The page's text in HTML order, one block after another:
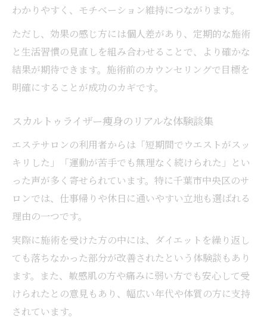
わかりやすく、モチベーション維持につながります。
ただし、効果の感じ方には個人差があり、定期的な施術
と生活習慣の見直しを組み合わせることで、より確かな
結果が期待できます。施術前のカウンセリングで目標を
明確にすることが成功のカギです。
スカルトゥライザー痩身のリアルな体験談集
エステサロンの利用者からは「短期間でウエストがスッ
キリした」「運動が苦手でも無理なく続けられた」とい
った声が多く寄せられています。特に千葉市中央区のサ
ロンでは、仕事帰りや休日に通いやすい立地も選ばれる
理由の一つです。
実際に施術を受けた方の中には、ダイエットを繰り返し
ても落ちなかった部分が改善されたという体験談もあり
ます。また、敏感肌の方や痛みに弱い方でも安心して受
けられたとの意見もあり、幅広い年代や体質の方に支持
されています。